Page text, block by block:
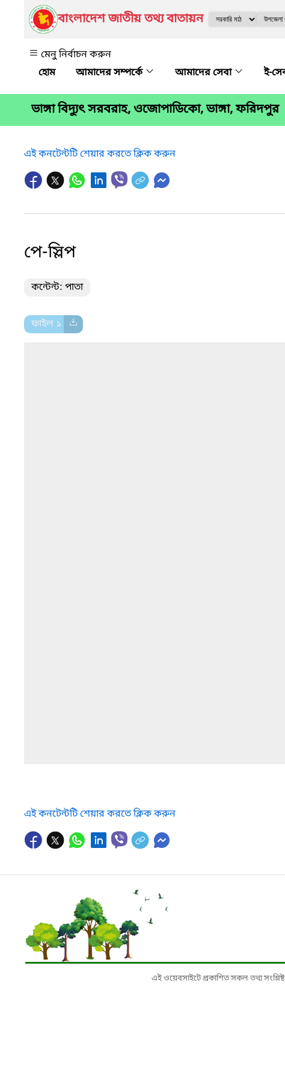
বাংলাদেশ জাতীয় তথ্য বাতায়ন
মেনু নির্বাচন করুন
আমাদের সম্পর্কে
আমাদের সেবা ই-
ভাঙ্গা বিদ্যুৎ সরবরাহ, ওজোপাডিকো, ভাঙ্গা, ফরিদপুর
এই কনটেন্টটি শেয়ার করতে ক্লিক করুন
পে-স্লিপ
কন্টেন্ট: পাতা
ফাইল ১
এই কনটেন্টটি শেয়ার করতে ক্লিক করুন
এই ওয়েবসাইটে প্রকাশিত সকল তথ্য সংশ্লিষ্ট